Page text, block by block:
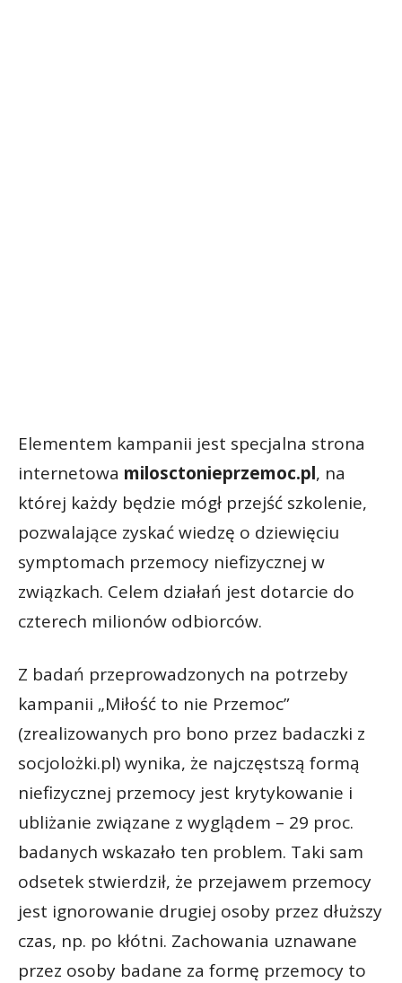
Elementem kampanii jest specjalna strona
internetowa milosctonieprzemoc.pl, na
której każdy będzie mógł przejść szkolenie,
pozwalające zyskać wiedzę o dziewięciu
symptomach przemocy niefizycznej w
związkach. Celem działań jest dotarcie do
czterech milionów odbiorców.
Z badań przeprowadzonych na potrzeby
kampanii „Miłość to nie Przemoc”
(zrealizowanych pro bono przez badaczki z
socjolożki.pl) wynika, że najczęstszą formą
niefizycznej przemocy jest krytykowanie i
ubliżanie związane z wyglądem – 29 proc.
badanych wskazało ten problem. Taki sam
odsetek stwierdził, że przejawem przemocy
jest ignorowanie drugiej osoby przez dłuższy
czas, np. po kłótni. Zachowania uznawane
przez osoby badane za formę przemocy to